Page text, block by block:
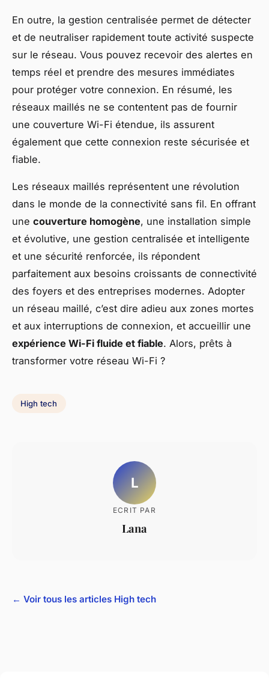
En outre, la gestion centralisée permet de détecter
et de neutraliser rapidement toute activité suspecte
sur le réseau. Vous pouvez recevoir des alertes en
temps réel et prendre des mesures immédiates
pour protéger votre connexion. En résumé, les
réseaux maillés ne se contentent pas de fournir
une couverture Wi-Fi étendue, ils assurent
également que cette connexion reste sécurisée et
fiable.
Les réseaux maillés représentent une révolution
dans le monde de la connectivité sans fil. En offrant
une couverture homogène, une installation simple
et évolutive, une gestion centralisée et intelligente
et une sécurité renforcée, ils répondent
parfaitement aux besoins croissants de connectivité
des foyers et des entreprises modernes. Adopter
un réseau maillé, c’est dire adieu aux zones mortes
et aux interruptions de connexion, et accueillir une
expérience Wi-Fi fluide et fiable. Alors, prêts à
transformer votre réseau Wi-Fi ?
High tech
L
ECRIT PAR
Lana
← Voir tous les articles High tech